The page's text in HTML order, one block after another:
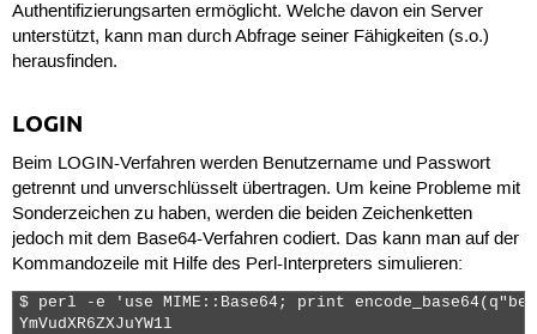
Authentifizierungsarten ermöglicht. Welche davon ein Server
unterstützt, kann man durch Abfrage seiner Fähigkeiten (s.o.)
herausfinden.
LOGIN
Beim LOGIN-Verfahren werden Benutzername und Passwort
getrennt und unverschlüsselt übertragen. Um keine Probleme mit
Sonderzeichen zu haben, werden die beiden Zeichenketten
jedoch mit dem Base64-Verfahren codiert. Das kann man auf der
Kommandozeile mit Hilfe des Perl-Interpreters simulieren:
$ perl -e 'use MIME::Base64; print
YmVudXR6ZXJuYW1l